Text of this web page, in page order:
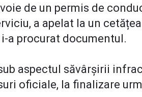
de un permis de
a apelat la un
a procurat documentul.
aspectul săvârşirii
oficiale, la finalizare